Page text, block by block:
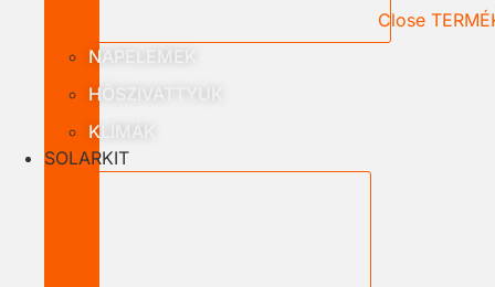
Close
NAPELEMEK
HŐSZIVATTYÚK
KLÍMÁK
SOLARKIT